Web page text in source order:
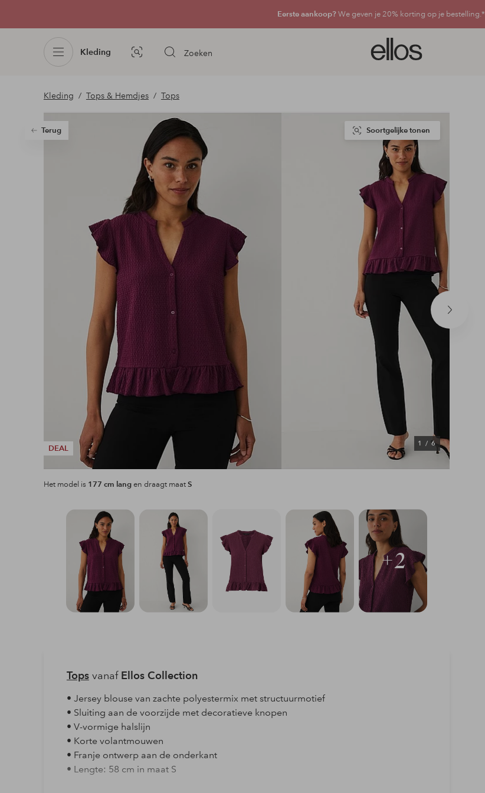
Eerste aankoop?We geven je 20% korting op je bestelling.*
Kleding
Afbeelding
Zoeken
Ellos
logo
de
voorpagina
Kleding Tops & Hemdjes Tops
Terug
Volgend
product
DEAL
1/ 6
Soortgelijke tonen
Het model is 177 cm langen draagt maatS
+2
Topsvanaf Ellos Collection
• Jersey blouse van zachte polyestermix met structuurmotief
• Sluiting aan de voorzijde met decoratieve knopen
• V-vormige halslijn
• Korte volantmouwen
• Franje ontwerp aan de onderkant
• Lengte: 58 cm in maat S